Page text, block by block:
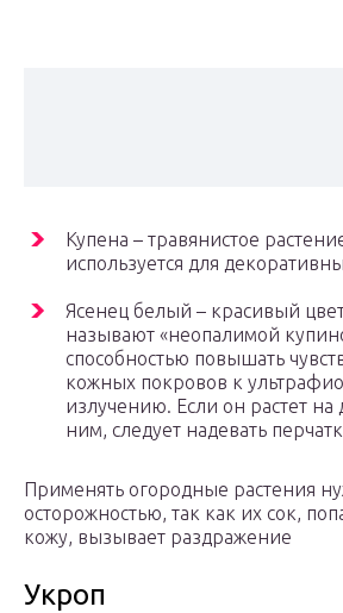
Купена – травянистое
используется для
Ясенец белый – красивый
называют «неопалимой
способностью повышать
кожных покровов к
излучению. Если он растет на
ним, следует надевать
Применять огородные растения
осторожностью, так как их сок,
кожу, вызывает раздражение
Укроп